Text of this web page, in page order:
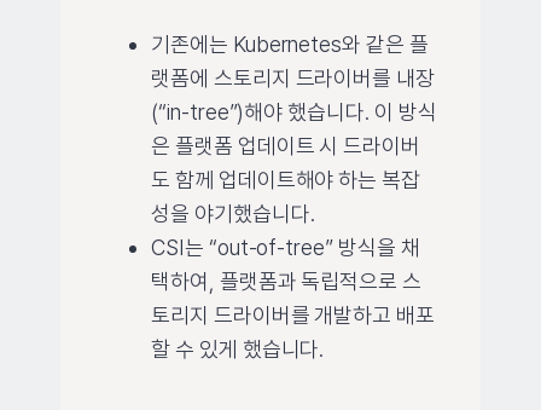
기존에는 Kubernetes와 같은 플
랫폼에 스토리지 드라이버를 내장
(“in-tree”)해야 했습니다. 이 방식
은 플랫폼 업데이트 시 드라이버
도 함께 업데이트해야 하는 복잡
성을 야기했습니다.
CSI는 “out-of-tree” 방식을 채
택하여, 플랫폼과 독립적으로 스
토리지 드라이버를 개발하고 배포
할 수 있게 했습니다.